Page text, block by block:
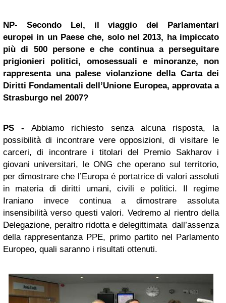
NP- Secondo Lei, il viaggio dei Parlamentari
europei in un Paese che, solo nel 2013, ha impiccato
più di 500 persone e che continua a perseguitare
prigionieri politici, omosessuali e minoranze, non
rappresenta una palese violanzione della Carta dei
Diritti Fondamentali dell’Unione Europea, approvata a
Strasburgo nel 2007?
PS- Abbiamo richiesto senza alcuna risposta, la
possibilità di incontrare vere opposizioni, di visitare le
carceri, di incontrare i titolari del Premio Sakharov i
giovani universitari, le ONG che operano sul territorio,
per dimostrare che l’Europa é portatrice di valori assoluti
in materia di diritti umani, civili e politici. Il regime
Iraniano invece continua a dimostrare assoluta
insensibilità verso questi valori. Vedremo al rientro della
Delegazione, peraltro ridotta e delegittimata dall’assenza
della rappresentanza PPE, primo partito nel Parlamento
Europeo, quali saranno i risultati ottenuti.